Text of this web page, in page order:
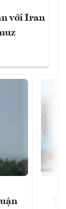
với Iran